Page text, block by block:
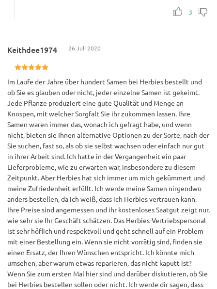
3
Keithdee1974 26 Juli 2020
Im Laufe der Jahre über hundert Samen bei Herbies bestellt und
ob Sie es glauben oder nicht, jeder einzelne Samen ist gekeimt.
Jede Pflanze produziert eine gute Qualität und Menge an
Knospen, mit welcher Sorgfalt Sie ihr zukommen lassen. Ihre
Samen waren immer das, wonach ich gefragt habe, und wenn
nicht, bieten sie Ihnen alternative Optionen zu der Sorte, nach der
Sie suchen, fast so, als ob sie selbst wachsen oder einfach nur gut
in ihrer Arbeit sind. Ich hatte in der Vergangenheit ein paar
Lieferprobleme, wie zu erwarten war, insbesondere zu diesem
Zeitpunkt. Aber Herbies hat sich immer um mich gekümmert und
meine Zufriedenheit erfüllt. Ich werde meine Samen nirgendwo
anders bestellen, da ich weiß, dass ich Herbies vertrauen kann.
Ihre Preise sind angemessen und ihr kostenloses Saatgut zeigt nur,
wie sehr sie Ihr Geschäft schätzen. Das Herbies-Vertriebspersonal
ist sehr höflich und respektvoll und geht schnell auf ein Problem
mit einer Bestellung ein. Wenn sie nicht vorrätig sind, finden sie
einen Ersatz, der Ihren Wünschen entspricht. Ich könnte mich
umsehen, aber warum etwas reparieren, das nicht kaputt ist?
Wenn Sie zum ersten Mal hier sind und darüber diskutieren, ob Sie
bei Herbies bestellen sollen oder nicht. Ich werde dir sagen, dass